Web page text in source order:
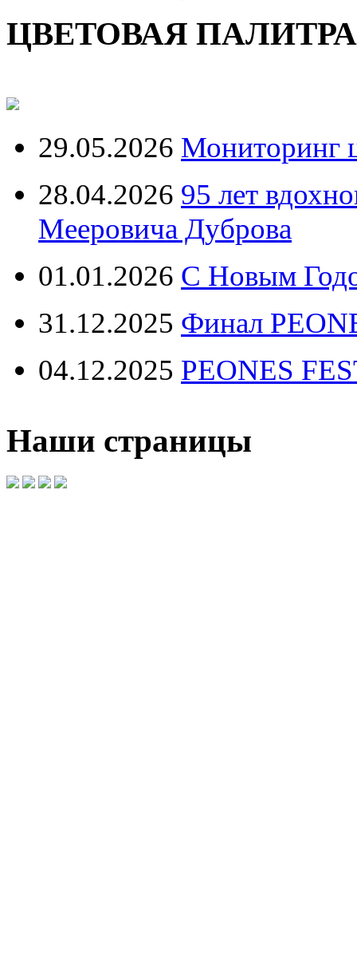
ЦВЕТОВАЯ
29.05.2026 Мониторинг
28.04.2026 95 лет
Мееровича Дуброва
01.01.2026 С Новым
31.12.2025 Финал
04.12.2025 PEONES
Наши страницы